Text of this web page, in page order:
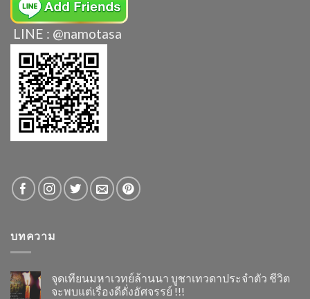
LINE : @namotasa
บทความ
จุดเทียนมหาเวทย์ล้านนา บูชาเทวดาประจำตัว ชีวิต
จะพบแต่เรื่องดีดั่งอัศจรรย์ !!!